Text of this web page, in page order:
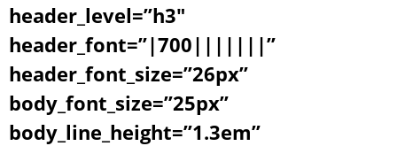
header_level=”h3″
header_font=”|700|||||||”
header_font_size=”26px”
body_font_size=”25px”
body_line_height=”1.3em”